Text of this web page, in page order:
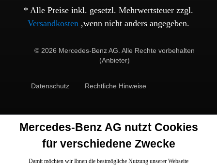
* Alle Preise inkl. gesetzl. Mehrwertsteuer zzgl.
Versandkosten ,wenn nicht anders angegeben.
© 2026 Mercedes-Benz AG. Alle Rechte vorbehalten
(Anbieter)
Datenschutz Rechtliche Hinweise
Mercedes-Benz AG nutzt Cookies
für verschiedene Zwecke
Damit möchten wir Ihnen die bestmögliche Nutzung unserer Webseite